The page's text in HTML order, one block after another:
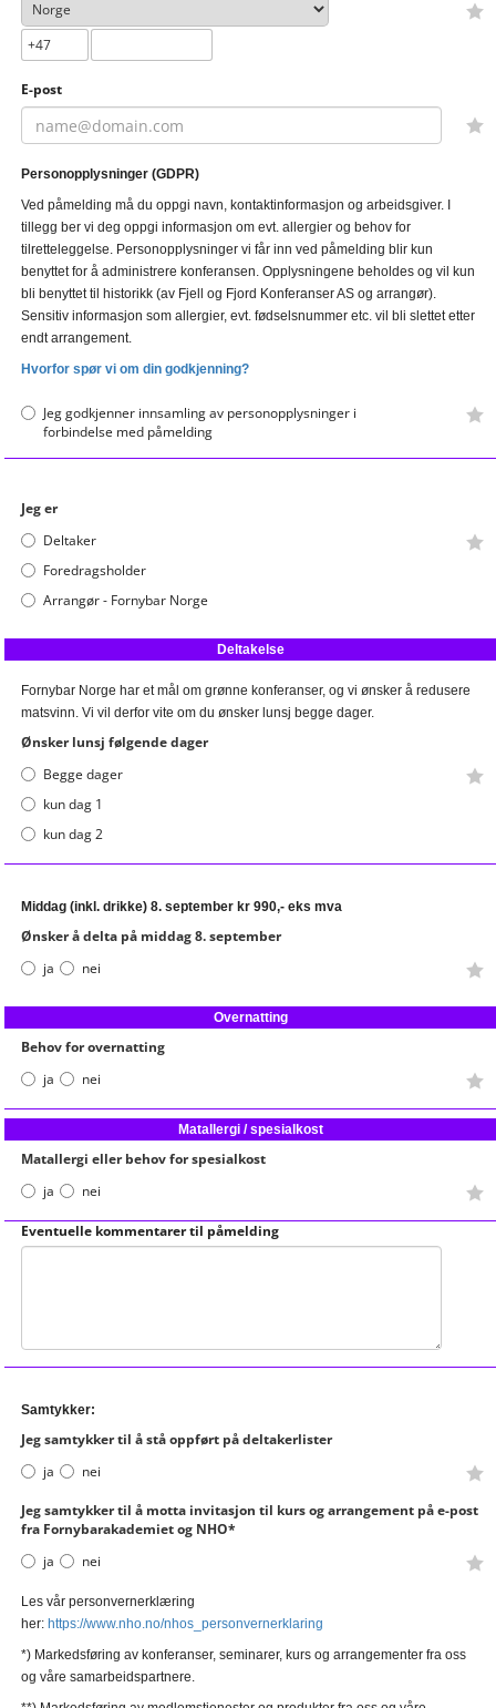
E-post
Personopplysninger (GDPR)
Ved påmelding må du oppgi navn, kontaktinformasjon og arbeidsgiver. I
tillegg ber vi deg oppgi informasjon om evt. allergier og behov for
tilretteleggelse. Personopplysninger vi får inn ved påmelding blir kun
benyttet for å administrere konferansen. Opplysningene beholdes og vil kun
bli benyttet til historikk (av Fjell og Fjord Konferanser AS og arrangør).
Sensitiv informasjon som allergier, evt. fødselsnummer etc. vil bli slettet etter
endt arrangement.
Hvorfor spør vi om din godkjenning?
Jeg godkjenner innsamling av personopplysninger i
forbindelse med påmelding
Jeg er
Deltaker
Foredragsholder
Arrangør - Fornybar Norge
Deltakelse
Fornybar Norge har et mål om grønne konferanser, og vi ønsker å redusere
matsvinn. Vi vil derfor vite om du ønsker lunsj begge dager.
Ønsker lunsj følgende dager
Begge dager
kun dag 1
kun dag 2
Middag (inkl. drikke) 8. september kr 990,- eks mva
Ønsker å delta på middag 8. september
ja
nei
Overnatting
Behov for overnatting
ja
nei
Matallergi / spesialkost
Matallergi eller behov for spesialkost
ja
nei
Eventuelle kommentarer til påmelding
Samtykker:
Jeg samtykker til å stå oppført på deltakerlister
ja
nei
Jeg samtykker til å motta invitasjon til kurs og arrangement på e-post
fra Fornybarakademiet og NHO*
ja
nei
Les vår personvernerklæring
her: https://www.nho.no/nhos_personvernerklaring
*) Markedsføring av konferanser, seminarer, kurs og arrangementer fra oss
og våre samarbeidspartnere.